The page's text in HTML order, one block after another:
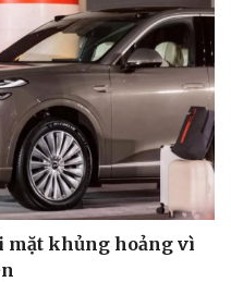
mặt khủng hoảng vì